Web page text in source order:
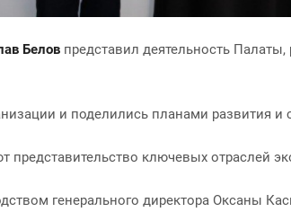
Белов представил деятельность
и поделились планами развития и
представительство ключевых отраслей
генерального директора Оксаны